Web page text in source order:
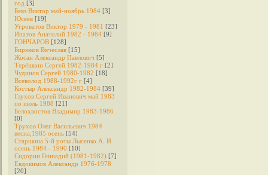
год [3]
Бевз Виктор май-ноябрь 1984 [3]
Юсеев [19]
Угроватов Виктор 1979 - 1981 [23]
Ипатов Анатолий 1982 - 1984 [9]
ГОНЧАРОВ [128]
Бирюков Вячеслав [15]
Жосан Александр Павлович [5]
Терёшкин Сергей 1982-1984 г [2]
Чудинов Сергей 1980-1982 [18]
Всеволод 1988-1992г г [4]
Костыр Александр 1982-1984 [39]
Глухов Сергей Иванович май 1983
по июль 1988 [21]
Белохвостов Владимир 1983-1986
[0]
Трухов Олег Васильевич 1984
весна,1985 осень [54]
Старшина 5-й роты Лысенко А. И.
осень 1984 - 1990 [10]
Сидорин Геннадий (1981-1982) [7]
Евдокимов Александр 1976-1978
[20]